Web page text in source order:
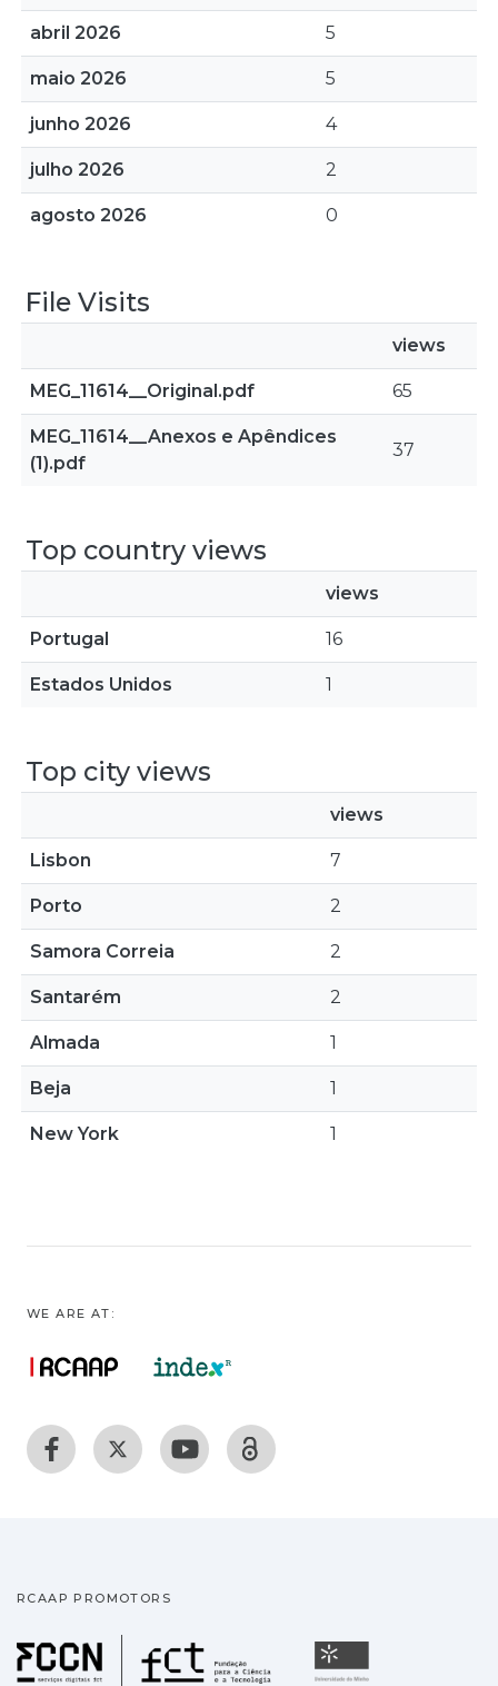
abril 2026 5
maio 2026 5
junho 2026 4
julho 2026 2
agosto 2026 0
File Visits
views
MEG_11614__Original.pdf 65
MEG_11614__Anexos e Apêndices
(1).pdf
37
Top country views
views
Portugal 16
Estados Unidos 1
Top city views
views
Lisbon 7
Porto 2
Samora Correia 2
Santarém 2
Almada 1
Beja 1
New York 1
WE ARE AT:
RCAAP PROMOTORS
Fundação para a